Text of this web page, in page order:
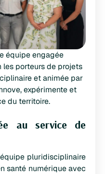
équipe engagée
porteurs de projets
et animée par
expérimente et
du territoire.
au service de
équipe pluridisciplinaire
santé numérique avec